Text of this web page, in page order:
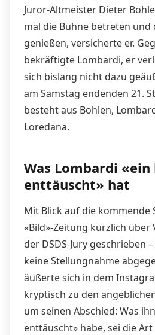
Juror-Altmeister Dieter
mal die Bühne betreten und
genießen, versicherte er.
bekräftigte Lombardi, er
sich bislang nicht dazu
am Samstag endenden 21.
besteht aus Bohlen,
Loredana.
Was Lombardi «ein
enttäuscht» hat
Mit Blick auf die kommende
«Bild»-Zeitung kürzlich über
der DSDS-Jury geschrieben
keine Stellungnahme
äußerte sich in dem
kryptisch zu den
um seinen Abschied: Was
enttäuscht» habe, sei die